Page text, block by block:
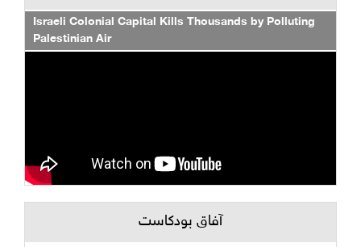
Israeli Colonial Capital Kills Thousands by Polluting
Palestinian Air
آفاق بودكاست